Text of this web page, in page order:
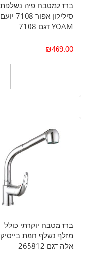
ברז למטבח פיה נשלפת
סיליקון אפור 7108 יועם
YOAM דגם 7108
₪469.00
ברז מטבח יוקרתי כולל
מזלף נשלף חמת בייסיק
אלה דגם 265812